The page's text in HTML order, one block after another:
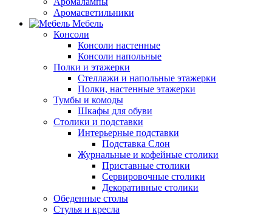
Аромасветильники
Мебель
Консоли
Консоли настенные
Консоли напольные
Полки и этажерки
Стеллажи и напольные этажерки
Полки, настенные этажерки
Тумбы и комоды
Шкафы для обуви
Столики и подставки
Интерьерные подставки
Подставка Слон
Журнальные и кофейные столики
Приставные столики
Сервировочные столики
Декоративные столики
Обеденные столы
Стулья и кресла